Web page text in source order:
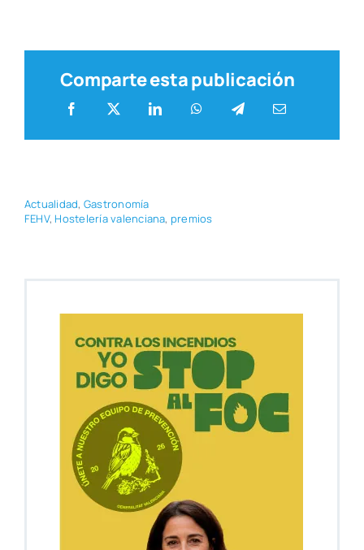
Comparte esta publicación
Actua­li­dad, Gas­tro­no­mía
FEHV, Hos­te­le­ría valen­cia­na, pre­mios